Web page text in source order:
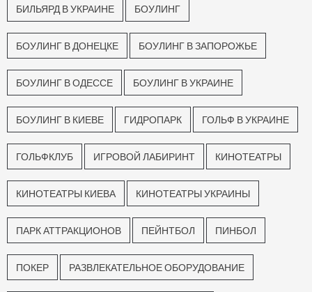
БИЛЬЯРД В УКРАИНЕ БОУЛИНГ
БОУЛИНГ В ДОНЕЦКЕ БОУЛИНГ В ЗАПОРОЖЬЕ
БОУЛИНГ В ОДЕССЕ БОУЛИНГ В УКРАИНЕ
БОУЛИНГ В КИЕВЕ ГИДРОПАРК ГОЛЬФ В УКРАИНЕ
ГОЛЬФКЛУБ ИГРОВОЙ ЛАБИРИНТ КИНОТЕАТРЫ
КИНОТЕАТРЫ КИЕВА КИНОТЕАТРЫ УКРАИНЫ
ПАРК АТТРАКЦИОНОВ ПЕЙНТБОЛ ПИНБОЛ
ПОКЕР РАЗВЛЕКАТЕЛЬНОЕ ОБОРУДОВАНИЕ